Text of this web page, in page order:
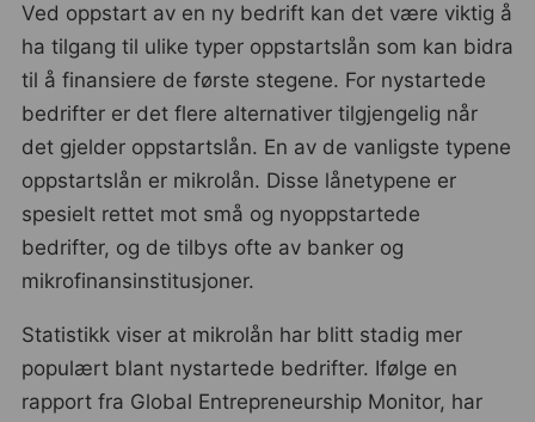
Ved oppstart av en ny bedrift kan det være viktig å
ha tilgang til ulike typer oppstartslån som kan bidra
til å finansiere de første stegene. For nystartede
bedrifter er det flere alternativer tilgjengelig når
det gjelder oppstartslån. En av de vanligste typene
oppstartslån er mikrolån. Disse lånetypene er
spesielt rettet mot små og nyoppstartede
bedrifter, og de tilbys ofte av banker og
mikrofinansinstitusjoner.
Statistikk viser at mikrolån har blitt stadig mer
populært blant nystartede bedrifter. Ifølge en
rapport fra Global Entrepreneurship Monitor, har